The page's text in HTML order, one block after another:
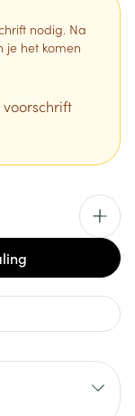
nodig. Na
je het komen